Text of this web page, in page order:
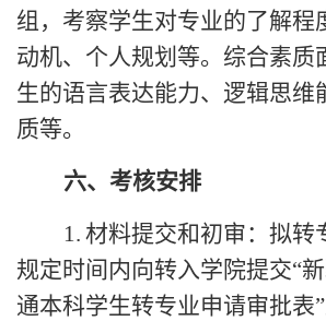
组，考察学生对专业的了解程
动机、个人规划等。综合素质
生的语言表达能力、逻辑思维
质等。
六、考核安排
1. 材料提交和初审： 拟转
规定时间内向转入学院提交“
通本科学生转专业申请审批表”